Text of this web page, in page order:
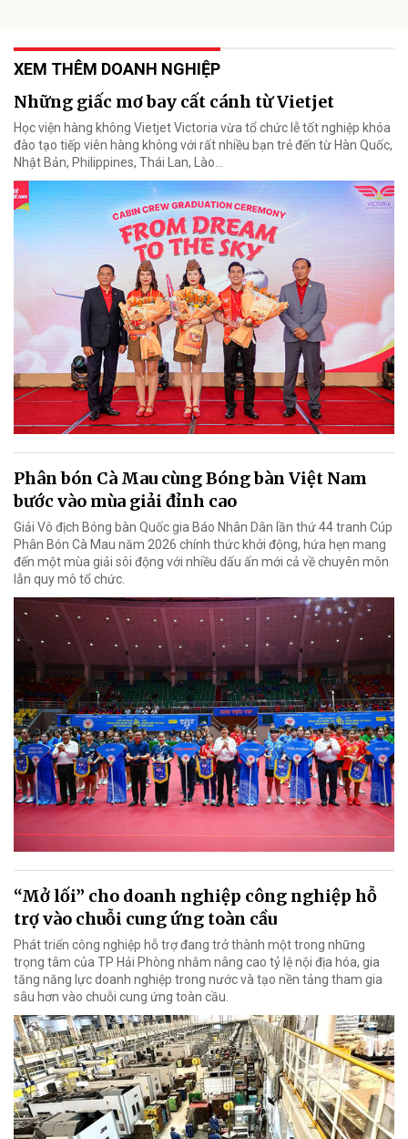
XEM THÊM DOANH NGHIỆP
Những giấc mơ bay cất cánh từ Vietjet
Học viện hàng không Vietjet Victoria vừa tổ chức lễ tốt nghiệp khóa
đào tạo tiếp viên hàng không với rất nhiều bạn trẻ đến từ Hàn Quốc,
Nhật Bản, Philippines, Thái Lan, Lào…
Phân bón Cà Mau cùng Bóng bàn Việt Nam
bước vào mùa giải đỉnh cao
Giải Vô địch Bóng bàn Quốc gia Báo Nhân Dân lần thứ 44 tranh Cúp
Phân Bón Cà Mau năm 2026 chính thức khởi động, hứa hẹn mang
đến một mùa giải sôi động với nhiều dấu ấn mới cả về chuyên môn
lẫn quy mô tổ chức.
“Mở lối” cho doanh nghiệp công nghiệp hỗ
trợ vào chuỗi cung ứng toàn cầu
Phát triển công nghiệp hỗ trợ đang trở thành một trong những
trọng tâm của TP Hải Phòng nhằm nâng cao tỷ lệ nội địa hóa, gia
tăng năng lực doanh nghiệp trong nước và tạo nền tảng tham gia
sâu hơn vào chuỗi cung ứng toàn cầu.